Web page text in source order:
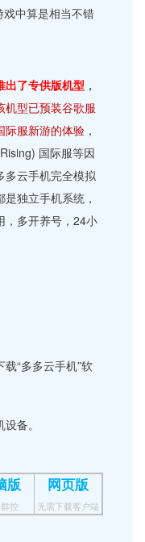
中算是相当不错
出了专供版机型 ，
机型已预装谷歌服
际服新游的体验 ，
国际服等因
多云手机完全模拟
独立手机系统，
，多开养号，24小
“多多云手机”软
备。
版
控
网页版
无需下载客户端